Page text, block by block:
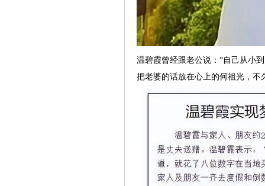
温碧霞曾经跟老公说：“自己从小
把老婆的话放在心上的何祖光，